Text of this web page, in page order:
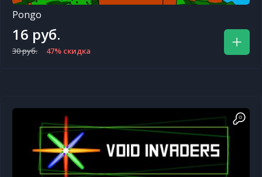
Pongo
16 руб.
30 руб. 47% скидка